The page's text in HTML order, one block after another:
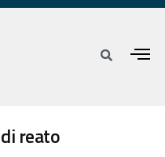
reato